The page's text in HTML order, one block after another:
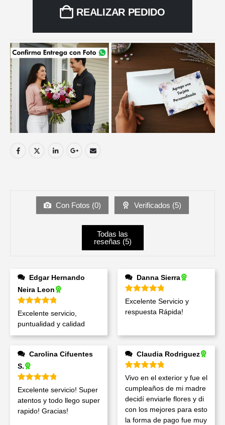
REALIZAR PEDIDO
Con Fotos (0) Verificados (5)
Todas las
reseñas (5)
Neira Leon
Valorado en 5de 5
Excelente servicio,
puntualidad y calidad
Danna Sierra
Valorado en5de 5
Excelente Servicio y
respuesta Rápida!
S.
Valorado en 5de 5
Excelente servicio! Super
atentos y todo llego super
rapido! Gracias!
Claudia Rodriguez
Valorado en5de 5
Vivo en el exterior y fue el
cumpleaños de mi madre
decidí enviarle flores y di
con los mejores para esto
la forma de pago fue muy